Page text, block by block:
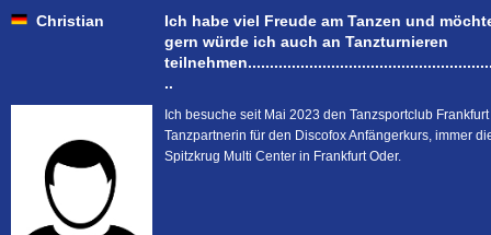
Christian
Ich habe viel Freude am Tanzen und
gern würde ich auch an Tanzturnieren
..
Ich besuche seit Mai 2023 den Tanzsportclub
Tanzpartnerin für den Discofox Anfängerkurs, immer
Spitzkrug Multi Center in Frankfurt Oder.